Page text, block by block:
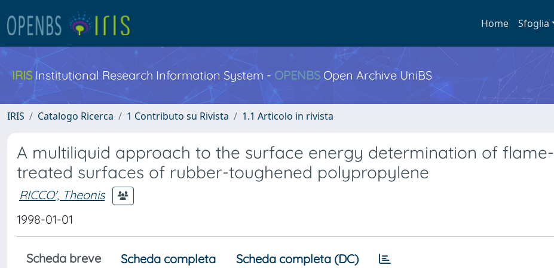
Home Sfoglia
IRIS Institutional Research Information System - OPENBS Open Archive UniBS
IRIS Catalogo Ricerca 1 Contributo su Rivista 1.1 Articolo in rivista
A multiliquid approach to the surface energy determination of flame-
treated surfaces of rubber-toughened polypropylene
RICCO', Theonis
1998-01-01
Scheda breve Scheda completa Scheda completa (DC)